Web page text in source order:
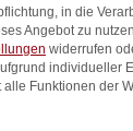
in die
Angebot zu
widerrufen
individueller
Funktionen der
der Service-